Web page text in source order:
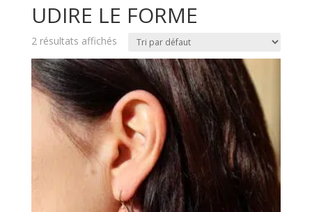
UDIRE LE FORME
2 résultats affichés